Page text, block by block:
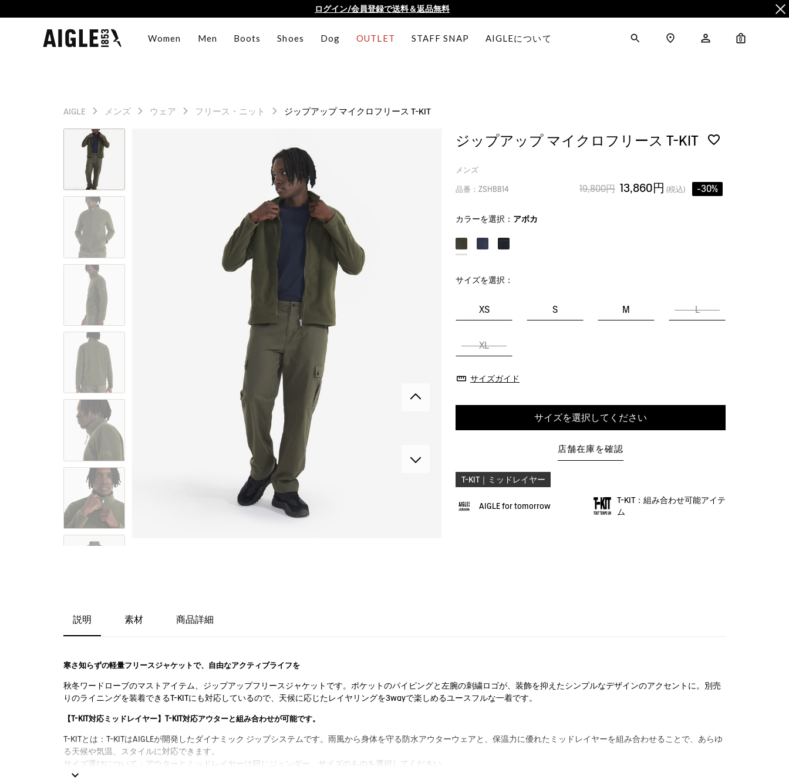
AIGLE CLUB ポイントサービス終了のお知らせ
ログイン/会員登録で送料＆返品無料
Women Men Boots Shoes Dog OUTLET STAFF SNAP AIGLEについて 0
AIGLE メンズ ウェア フリース・ニット ジップアップ マイクロフリース T-KIT
ジップアップ マイクロフリース T-KIT
メンズ
品番：ZSHBB14 19,800円 13,860円 (税込) -30%
カラーを選択： アボカ
サイズを選択：
XS S M L
XL
サイズガイド
サイズを選択してください
店舗在庫を確認
T-KIT｜ミッドレイヤー
AIGLE for tomorrow
T-KIT：組み合わせ可能アイテ
ム
説明 素材 商品詳細
寒さ知らずの軽量フリースジャケットで、自由なアクティブライフを
秋冬ワードローブのマストアイテム、ジップアップフリースジャケットです。ポケットのパイピングと左腕の刺繍ロゴが、装飾を抑えたシンプルなデザインのアクセントに。別売
りのライニングを装着できるT-KITにも対応しているので、天候に応じたレイヤリングを3wayで楽しめるユースフルな一着です。
【T-KIT対応ミッドレイヤー】T-KIT対応アウターと組み合わせが可能です。
T-KITとは：T-KITはAIGLEが開発したダイナミック ジップシステムです。雨風から身体を守る防水アウターウェアと、保温力に優れたミッドレイヤーを組み合わせることで、あらゆ
る天候や気温、スタイルに対応できます。
サイズ選びについて：アウターとミッドレイヤーは同じジェンダー、サイズのものを選択してください。